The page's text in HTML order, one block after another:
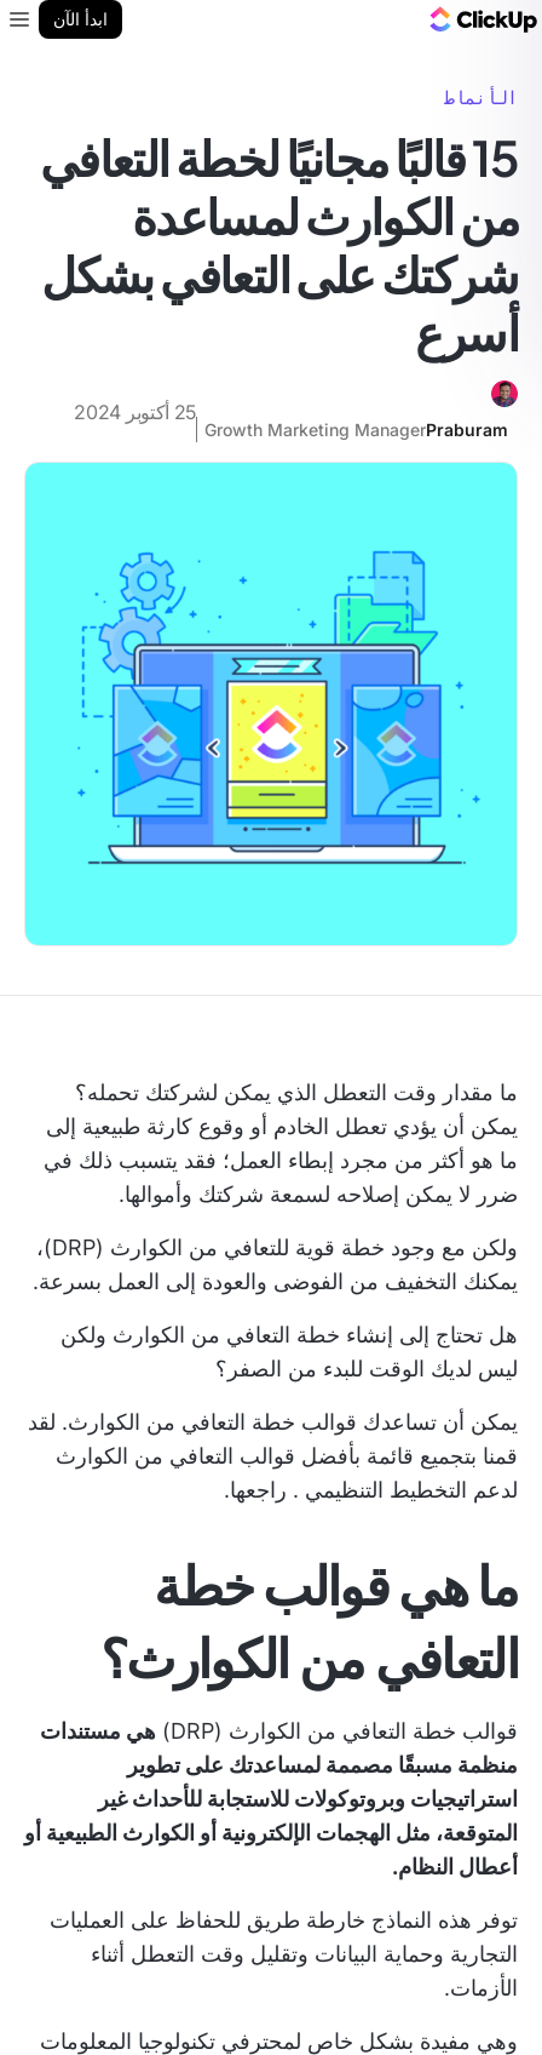
ابدأ الآن
الأنماط
15 قالبًا مجانيًا لخطة التعافي
من الكوارث لمساعدة
شركتك على التعافي بشكل
أسرع
Praburam
Growth Marketing Manager
25 أكتوبر 2024
ما مقدار وقت التعطل الذي يمكن لشركتك تحمله؟
يمكن أن يؤدي تعطل الخادم أو وقوع كارثة طبيعية إلى
ما هو أكثر من مجرد إبطاء العمل؛ فقد يتسبب ذلك في
ضرر لا يمكن إصلاحه لسمعة شركتك وأموالها.
ولكن مع وجود خطة قوية للتعافي من الكوارث (DRP)،
يمكنك التخفيف من الفوضى والعودة إلى العمل بسرعة.
هل تحتاج إلى إنشاء خطة التعافي من الكوارث ولكن
ليس لديك الوقت للبدء من الصفر؟
يمكن أن تساعدك قوالب خطة التعافي من الكوارث. لقد
قمنا بتجميع قائمة بأفضل قوالب التعافي من الكوارث
لدعم التخطيط التنظيمي . راجعها.
ما هي قوالب خطة
التعافي من الكوارث؟
قوالب خطة التعافي من الكوارث (DRP)
هي مستندات
منظمة مسبقًا مصممة لمساعدتك على تطوير
استراتيجيات وبروتوكولات للاستجابة للأحداث غير
المتوقعة، مثل الهجمات الإلكترونية أو الكوارث الطبيعية أو
أعطال النظام.
توفر هذه النماذج خارطة طريق للحفاظ على العمليات
التجارية وحماية البيانات وتقليل وقت التعطل أثناء
الأزمات.
وهي مفيدة بشكل خاص لمحترفي تكنولوجيا المعلومات